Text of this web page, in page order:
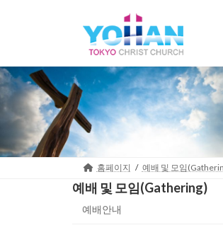
홈페이지 예배 및 모임
예배 및 모임(Gathering)
예배안내